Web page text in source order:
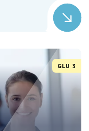
GLU 3